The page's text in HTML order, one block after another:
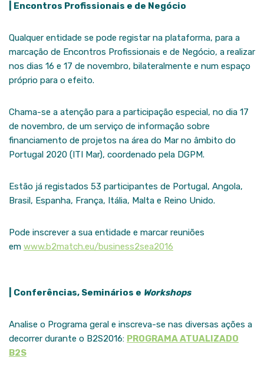
| Encontros Profissionais e de Negócio
Qualquer entidade se pode registar na plataforma, para a
marcação de Encontros Profissionais e de Negócio, a realizar
nos dias 16 e 17 de novembro, bilateralmente e num espaço
próprio para o efeito.
Chama-se a atenção para a participação especial, no dia 17
de novembro, de um serviço de informação sobre
financiamento de projetos na área do Mar no âmbito do
Portugal 2020 (ITI Mar), coordenado pela DGPM.
Estão já registados 53 participantes de Portugal, Angola,
Brasil, Espanha, França, Itália, Malta e Reino Unido.
Pode inscrever a sua entidade e marcar reuniões
em www.b2match.eu/business2sea2016
| Conferências, Seminários e Workshops
Analise o Programa geral e inscreva-se nas diversas ações a
decorrer durante o B2S2016: PROGRAMA ATUALIZADO
B2S